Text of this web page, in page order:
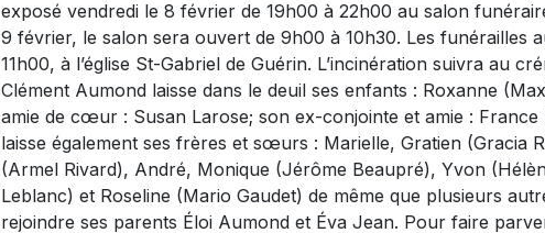
exposé vendredi le 8 février de 19h00 à 22h00 au salon
9 février, le salon sera ouvert de 9h00 à 10h30. Les funérailles
11h00, à l’église St-Gabriel de Guérin. L’incinération suivra au
Clément Aumond laisse dans le deuil ses enfants : Roxanne
amie de cœur : Susan Larose; son ex-conjointe et amie :
laisse également ses frères et sœurs : Marielle, Gratien (Gracia
(Armel Rivard), André, Monique (Jérôme Beaupré), Yvon
Leblanc) et Roseline (Mario Gaudet) de même que plusieurs
rejoindre ses parents Éloi Aumond et Éva Jean. Pour faire